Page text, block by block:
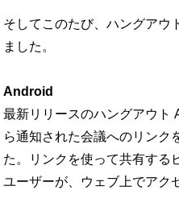
そしてこのたび、ハングアウ
ました。
Android
最新リリースのハングアウト
ら通知された会議へのリンク
た。リンクを使って共有する
ユーザーが、ウェブ上でアク